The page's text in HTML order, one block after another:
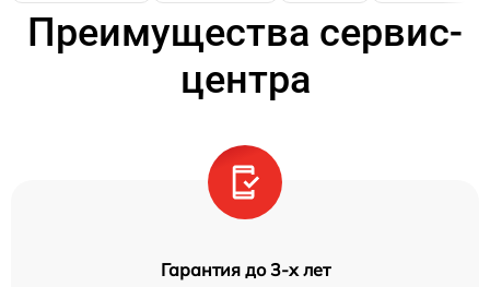
Преимущества сервис-
центра
Гарантия до 3-х лет